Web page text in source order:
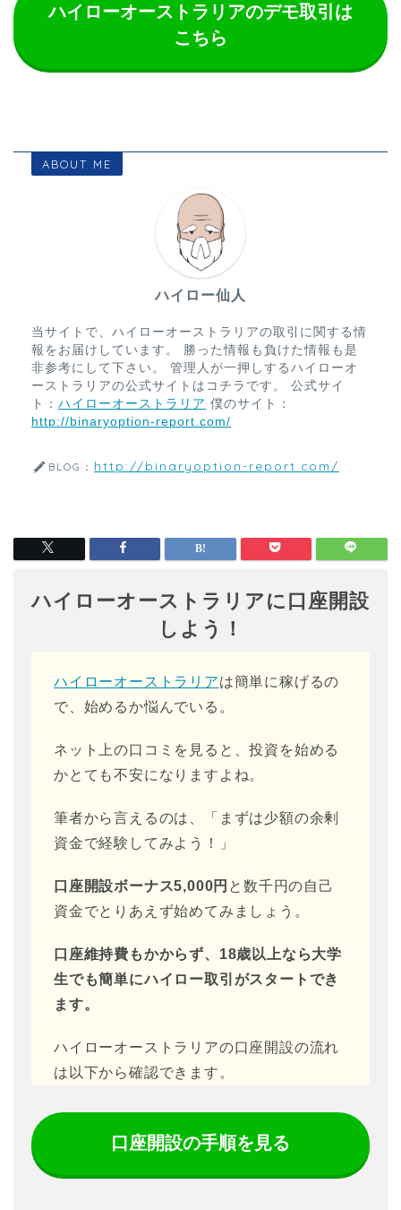
ハイローオーストラリアのデモ取引は
こちら
ABOUT ME
ハイロー仙人
当サイトで、ハイローオーストラリアの取引に関する情
報をお届けしています。 勝った情報も負けた情報も是
非参考にして下さい。 管理人が一押しするハイローオ
ーストラリアの公式サイトはコチラです。 公式サイ
ト： ハイローオーストラリア 僕のサイト：
http://binaryoption-report.com/
BLOG： http://binaryoption-report.com/
ハイローオーストラリアに口座開設
しよう！
ハイローオーストラリアは簡単に稼げるの
で、始めるか悩んでいる。
ネット上の口コミを見ると、投資を始める
かとても不安になりますよね。
筆者から言えるのは、「まずは少額の余剰
資金で経験してみよう！」
口座開設ボーナス5,000円 と数千円の自己
資金でとりあえず始めてみましょう。
口座維持費もかからず、18歳以上なら大学
生でも簡単にハイロー取引がスタートでき
ます。
ハイローオーストラリアの口座開設の流れ
は以下から確認できます。
口座開設の手順を見る